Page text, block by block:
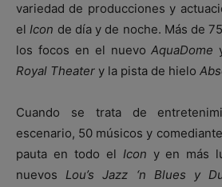
variedad de producciones y
el Icon de día y de noche. Más de
los focos en el nuevoAquaDome
Royal Theater y la pista de hielo
Cuando se trata de
escenario, 50 músicos y
pauta en todo el Icon y en más
nuevosLou’s Jazz ‘n Blues y